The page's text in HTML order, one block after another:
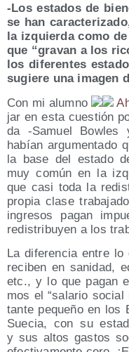
-Los esta­dos de
se han
la izquier­da como
que “gra­van a los
los dife­ren­tes
sugie­re una ima­gen
Con mi alumno
jar en esta cues­tión
da ‑Samuel Bow­les
habían argu­men­ta­do
la base del esta­do
muy común en la
que casi toda la
pro­pia cla­se
ingre­sos pagan
redis­tri­bu­yen a los
La dife­ren­cia entre
reci­ben en sani­dad,
etc., y lo que pagan
mos el “sala­rio
tan­te peque­ño en los
Sue­cia, con su
y sus altos gas­tos